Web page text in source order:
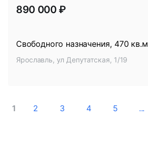
Свободного назначения, 470 кв.м
Ярославль, ул Депутатская, 1/19
890 000 ₽
1 2 3 4 5 ...